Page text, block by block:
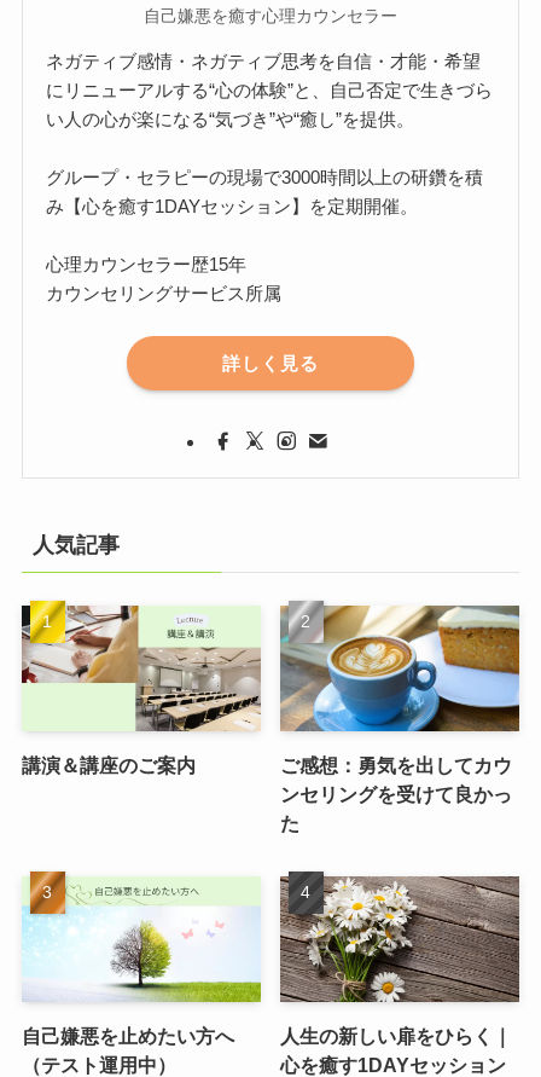
自己嫌悪を癒す心理カウンセラー
ネガティブ感情・ネガティブ思考を自信・才能・希望
にリニューアルする“心の体験”と、自己否定で生きづら
い人の心が楽になる“気づき”や“癒し”を提供。
グループ・セラピーの現場で3000時間以上の研鑽を積
み【心を癒す1DAYセッション】を定期開催。
心理カウンセラー歴15年
カウンセリングサービス所属
詳しく見る
人気記事
講演＆講座のご案内
ご感想：勇気を出してカウ
ンセリングを受けて良かっ
た
自己嫌悪を止めたい方へ
（テスト運用中）
人生の新しい扉をひらく｜
心を癒す1DAYセッション